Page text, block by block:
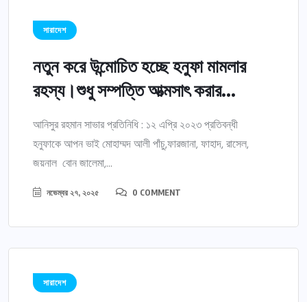
সারাদেশ
নতুন করে উন্মোচিত হচ্ছে হনুফা মামলার
রহস্য।শুধু সম্পত্তি আত্মসাৎ করার...
আনিসুর রহমান সাভার প্রতিনিধি : ১২ এপ্রি ২০২৩ প্রতিবন্ধী
হনুফাকে আপন ভাই মোহাম্মদ আলী পাঁচু,ফারজানা, ফাহাদ, রাসেল,
জয়নাল বোন জালেমা,...
নভেম্বর ২৭, ২০২৫ 0 COMMENT
সারাদেশ